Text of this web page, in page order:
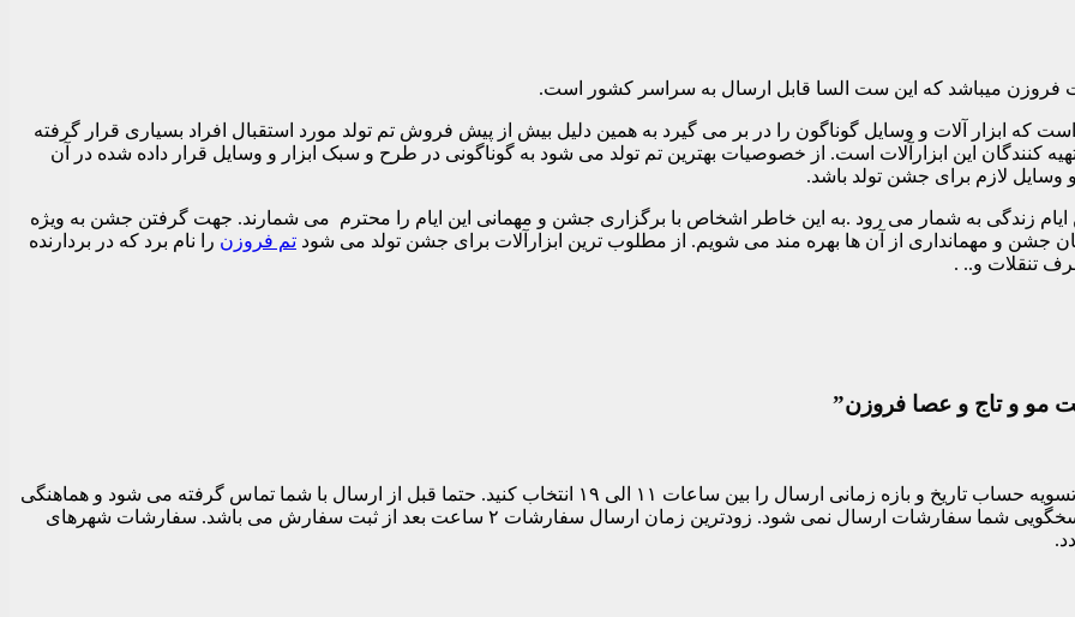
میباشد که این ست السا قابل ارسال به سراسر کشور است.
است که ابزار آلات و وسایل گوناگون را در بر می گیرد به همین دلیل بیش از پیش فروش تم تولد مورد استقبال افراد بسیاری قرار گرفته
کنندگان این ابزارآلات است. از خصوصیات بهترین تم تولد می شود به گوناگونی در طرح و سبک ابزار و وسایل قرار داده شده در آن
و وسایل لازم برای جشن تولد باشد.
ایام زندگی به شمار می رود .به این خاطر اشخاص با برگزاری جشن و مهمانی این ایام را محترم می شمارند. جهت گرفتن جشن به ویژه
جشن و مهمانداری از آن ها بهره مند می شویم. از مطلوب ترین ابزارآلات برای جشن تولد می شود تم فروزن را نام برد که در بردارنده
تنقلات و.. .
مو و تاج و عصا فروزن”
مشتری های ساکن تهران می توانید در قسمت نهایی سفارش قبل از تسویه حساب تاریخ و بازه زمانی ارسال را بین ساعات ۱۱ الی ۱۹ انتخاب کنید. حتما قبل از ارسال با شما تماس گرفته می شود و هماهنگی
های لازم برای ارسال مرسوله انجام می شود. بدیهی است تا زمان پاسخگویی شما سفارشات ارسال نمی شود. زودترین زمان ارسال سفارشات ۲ ساعت بعد از ثبت سفارش می باشد. سفارشات شهرهای